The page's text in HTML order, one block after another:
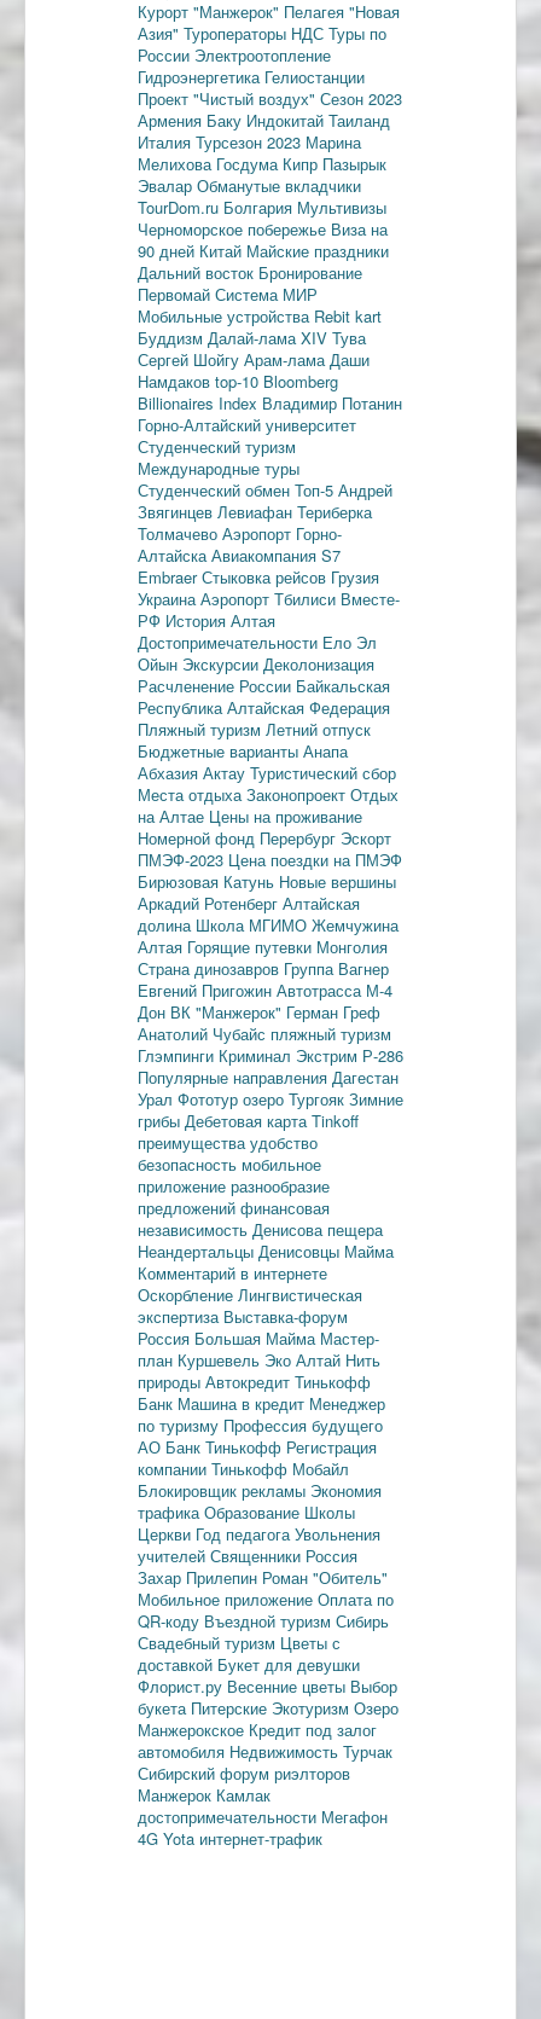
Курорт "Манжерок" Пелагея "Новая
Азия" Туроператоры НДС Туры по
России Электроотопление
Гидроэнергетика Гелиостанции
Проект "Чистый воздух" Сезон 2023
Армения Баку Индокитай Таиланд
Италия Турсезон 2023 Марина
Мелихова Госдума Кипр Пазырык
Эвалар Обманутые вкладчики
TourDom.ru Болгария Мультивизы
Черноморское побережье Виза на
90 дней Китай Майские праздники
Дальний восток Бронирование
Первомай Система МИР
Мобильные устройства Rebit kart
Буддизм Далай-лама XIV Тува
Сергей Шойгу Арам-ламаДаши
Намдаков top-10 Bloomberg
Billionaires Index Владимир Потанин
Горно-Алтайский университет
Студенческий туризм
Международные туры
Студенческий обмен Топ-5 Андрей
Звягинцев Левиафан Териберка
Толмачево Аэропорт Горно-
АлтайскаАвиакомпания S7
EmbraerСтыковка рейсов Грузия
УкраинаАэропорт Тбилиси Вместе-
РФ История Алтая
Достопримечательности Ело Эл
Ойын Экскурсии Деколонизация
Расчленение России Байкальская
РеспубликаАлтайская Федерация
Пляжный туризм Летний отпуск
Бюджетные варианты Анапа
Абхазия Актау Туристический сбор
Места отдыхаЗаконопроект Отдых
на Алтае Цены на проживание
Номерной фонд Перербург Эскорт
ПМЭФ-2023 Цена поездки на ПМЭФ
Бирюзовая Катунь Новые вершины
Аркадий Ротенберг Алтайская
долина Школа МГИМО Жемчужина
Алтая Горящие путевки Монголия
Страна динозавров Группа Вагнер
Евгений Пригожин Автотрасса М-4
Дон ВК "Манжерок" Герман Греф
Анатолий Чубайс пляжный туризм
Глэмпинги Криминал Экстрим Р-286
Популярные направления Дагестан
Урал Фототур озеро Тургояк Зимние
грибы Дебетовая картаTinkoff
преимуществаудобство
безопасность мобильное
приложение разнообразие
предложений финансовая
независимость Денисова пещера
Неандертальцы Денисовцы Майма
Комментарий в интернете
Оскорбление Лингвистическая
экспертиза Выставка-форум
Россия Большая Майма Мастер-
план Куршевель Эко Алтай Нить
природы Автокредит Тинькофф
Банк Машина в кредит Менеджер
по туризму Профессия будущего
АО Банк Тинькофф Регистрация
компании Тинькофф Мобайл
Блокировщик рекламы Экономия
трафикаОбразование Школы
Церкви Год педагогаУвольнения
учителей Священники Россия
Захар Прилепин Роман "Обитель"
Мобильное приложение Оплата по
QR-коду Въездной туризм Сибирь
Свадебный туризм Цветы с
доставкой Букет для девушки
Флорист.ру Весенние цветы Выбор
букета Питерские Экотуризм Озеро
Манжерокское Кредит под залог
автомобиля Недвижимость Турчак
Сибирский форум риэлторов
Манжерок Камлак
достопримечательности Мегафон
4G Yota интернет-трафик